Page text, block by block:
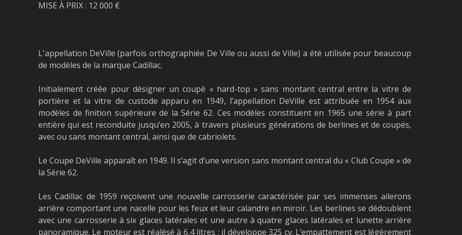
MISE À PRIX : 12 000 €
L'appellation DeVille (parfois orthographiée De Ville ou aussi de Ville) a été utilisée pour beaucoup
de modèles de la marque Cadillac.
Initialement créée pour désigner un coupé « hard-top » sans montant central entre la vitre de
portière et la vitre de custode apparu en 1949, l’appellation DeVille est attribuée en 1954 aux
modèles de finition supérieure de la Série 62. Ces modèles constituent en 1965 une série à part
entière qui est reconduite jusqu’en 2005, à travers plusieurs générations de berlines et de coupés,
avec ou sans montant central, ainsi que de cabriolets.
Le Coupe DeVille apparaît en 1949. Il s‘agit d’une version sans montant central du « Club Coupe » de
la Série 62.
Les Cadillac de 1959 reçoivent une nouvelle carrosserie caractérisée par ses immenses ailerons
arrière comportant une nacelle pour les feux et leur calandre en miroir. Les berlines se dédoublent
avec une carrosserie à six glaces latérales et une autre à quatre glaces latérales et lunette arrière
panoramique. Le moteur est réalésé à 6,4 litres ; il développe 325 cv. L’empattement est légèrement